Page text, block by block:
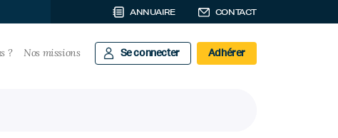
ANNUAIRE CONTACT
? Nos missions Se connecter Adhérer